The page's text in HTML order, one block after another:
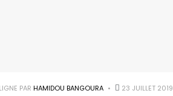
PAR HAMIDOU BANGOURA 23 JUILLET 2019